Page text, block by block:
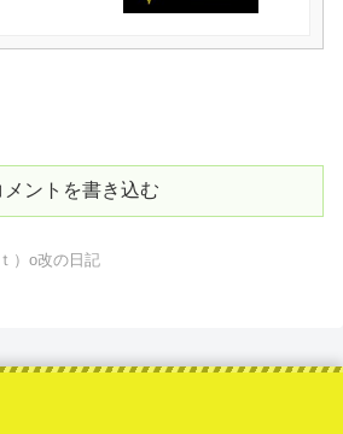
メントを書き込む
）o改の日記